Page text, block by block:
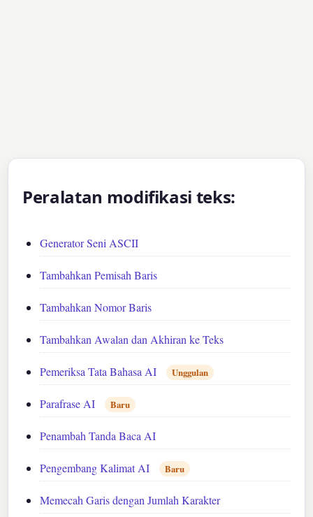
Peralatan modifikasi teks:
Generator Seni ASCII
Tambahkan Pemisah Baris
Tambahkan Nomor Baris
Tambahkan Awalan dan Akhiran ke Teks
Pemeriksa Tata Bahasa AI Unggulan
Parafrase AI Baru
Penambah Tanda Baca AI
Pengembang Kalimat AI Baru
Memecah Garis dengan Jumlah Karakter